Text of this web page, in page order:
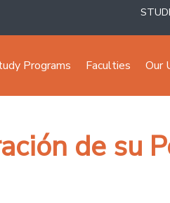
Programs Faculties Our
de su